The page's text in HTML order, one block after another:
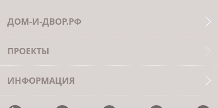
ДОМ-И-ДВОР.РФ
ПРОЕКТЫ
ИНФОРМАЦИЯ